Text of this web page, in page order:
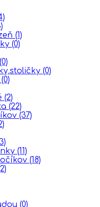
(1)
(0)
(0)
(0)
(0)
(2)
(22)
(37)
(11)
(18)
(0)